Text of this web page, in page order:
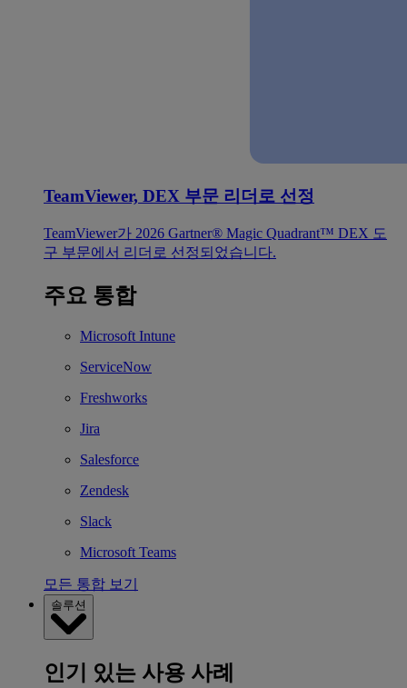
TeamViewer, DEX 부문 리더로 선정
TeamViewer가 2026 Gartner® Magic Quadrant™ DEX 도
구 부문에서 리더로 선정되었습니다.
주요 통합
Microsoft Intune
ServiceNow
Freshworks
Jira
Salesforce
Zendesk
Slack
Microsoft Teams
모든 통합 보기
솔루션
인기 있는 사용 사례